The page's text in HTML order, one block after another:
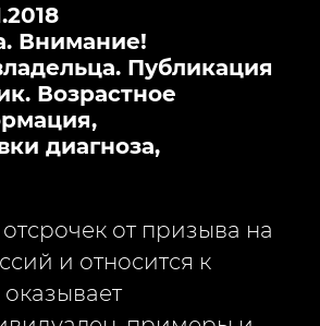
Внимание!
Публикация
Возрастное
диагноза,
от призыва на
и относится к